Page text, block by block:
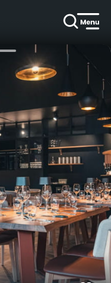
à la table de Lucien Doriath